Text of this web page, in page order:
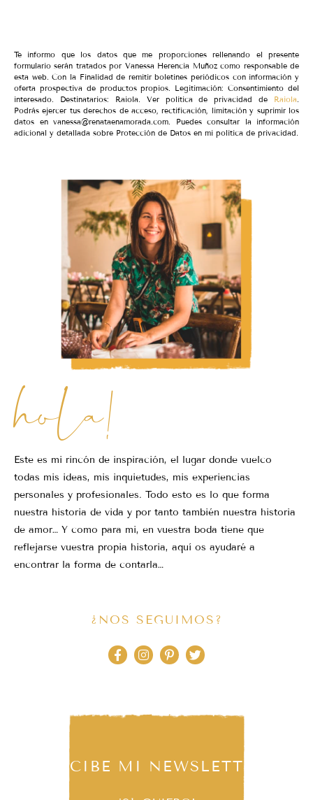
Te informo que los datos que me proporciones rellenando el presente
formulario serán tratados por Vanessa Herencia Muñoz como responsable de
esta web. Con la Finalidad de remitir boletines periódicos con información y
oferta prospectiva de productos propios. Legitimación: Consentimiento del
interesado. Destinatarios: Raiola. Ver política de privacidad de Raiola.
Podrás ejercer tus derechos de acceso, rectificación, limitación y suprimir los
datos en vanessa@renataenamorada.com. Puedes consultar la información
adicional y detallada sobre Protección de Datos en mi política de privacidad.
hola!
Este es mi rincón de inspiración, el lugar donde vuelco
todas mis ideas, mis inquietudes, mis experiencias
personales y profesionales. Todo esto es lo que forma
nuestra historia de vida y por tanto también nuestra historia
de amor… Y como para mi, en vuestra boda tiene que
reflejarse vuestra propia historia, aquí os ayudaré a
encontrar la forma de contarla…
¿NOS SEGUIMOS?
RECIBE MI NEWSLETTER